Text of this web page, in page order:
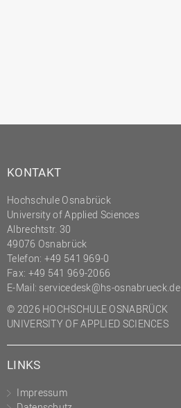
Science to Business GmbH
Studierendensekretariat
Studium und Lehre
Transfer- und
Innovationsmanagement
KONTAKT
Hochschule Osnabrück
University of Applied Sciences
Albrechtstr. 30
49076 Osnabrück
Telefon: +49 541 969-0
Fax: +49 541 969-2066
E-Mail: servicedesk@hs-osnabrueck.de
© 2026 HOCHSCHULE OSNABRÜCK
UNIVERSITY OF APPLIED SCIENCES
LINKS
Impressum